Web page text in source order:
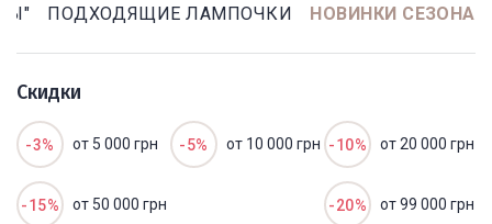
ПОДХОДЯЩИЕ ЛАМПОЧКИ НОВИНКИ СЕЗОНА
Скидки
-3% от 5 000 грн -5% от 10 000 грн -10% от 20 000 грн
-15% от 50 000 грн -20% от 99 000 грн